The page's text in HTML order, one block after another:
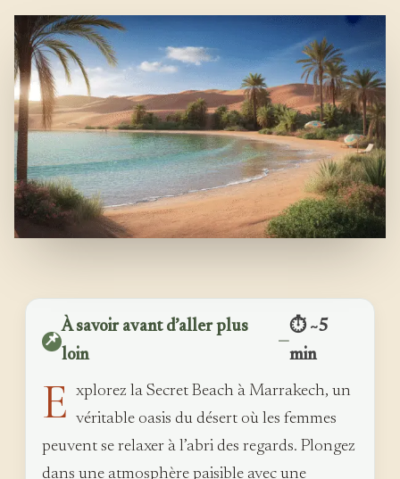
📌
À savoir avant d’aller plus
loin
—
⏱ ~5
min
E xplorez la Secret Beach à Marrakech, un
véritable oasis du désert où les femmes
peuvent se relaxer à l’abri des regards. Plongez
dans une atmosphère paisible avec une